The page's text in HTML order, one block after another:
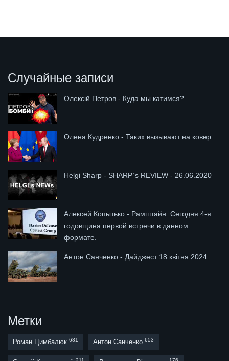
Случайные записи
Олексій Петров - Куда мы катимся?
Олена Кудренко - Таких вызывают на ковер
Helgi Sharp - SHARP`s REVIEW - 26.06.2020
Алексей Копытько - Рамштайн. Сегодня 4-я
годовщина первой встречи в данном
формате.
Антон Санченко - Дайджест 18 квітня 2024
Метки
Роман Цимбалюк 681 Антон Санченко 653